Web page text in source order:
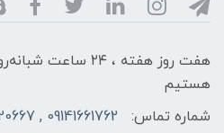
هفت روز هفته ، ۲۴
هستیم
شماره تماس:
09141661762 , 04442220667